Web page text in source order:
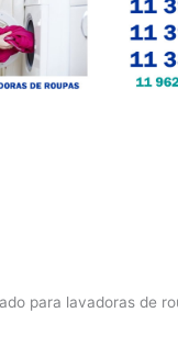
para lavadoras de